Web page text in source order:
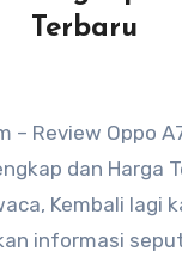
Terbaru
– Review Oppo
dan Harga
Kembali lagi
informasi